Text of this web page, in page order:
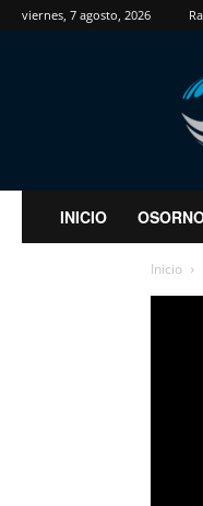
viernes, 7 agosto, 2026
INICIO
Inicio